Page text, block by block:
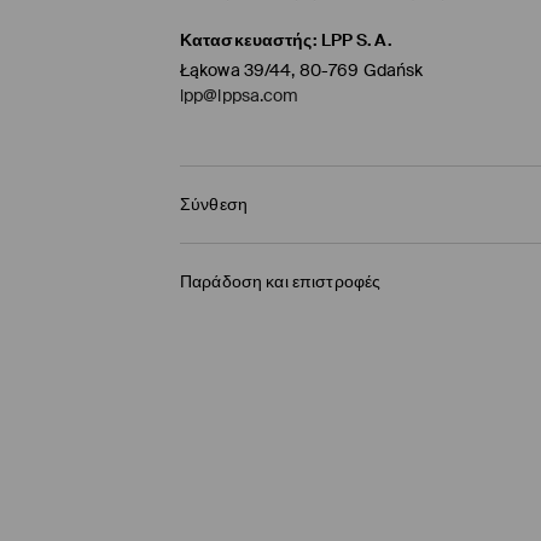
Κατασκευαστής: LPP S.A.
Łąkowa 39/44, 80-769 Gdańsk
lpp@lppsa.com
Σύνθεση
Παράδοση και επιστροφές